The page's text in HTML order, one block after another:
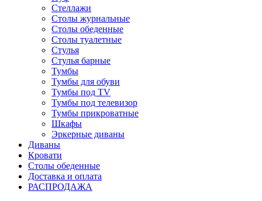
Стеллажи
Столы журнальные
Столы обеденные
Столы туалетные
Стулья
Стулья барные
Тумбы
Тумбы для обуви
Тумбы под TV
Тумбы под телевизор
Тумбы прикроватные
Шкафы
Эркерные диваны
Диваны
Кровати
Столы обеденные
Доставка и оплата
РАСПРОДАЖА